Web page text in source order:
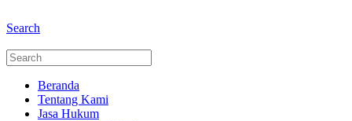
Search
Beranda
Tentang Kami
Jasa Hukum